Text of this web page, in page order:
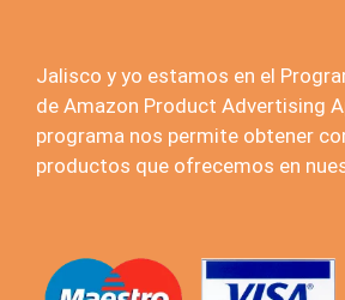
Jalisco y yo estamos en el
de Amazon Product Advertising
programa nos permite obtener
productos que ofrecemos en